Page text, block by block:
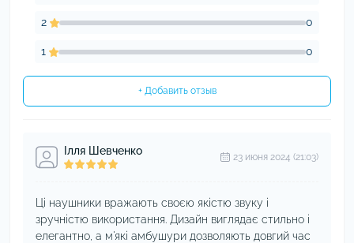
2 0
1 0
+ Добавить отзыв
Ілля Шевченко 23 июня 2024 (21:03)
Ці наушники вражають своєю якістю звуку і
зручністю використання. Дизайн виглядає стильно і
елегантно, а м'які амбушури дозволяють довгий час